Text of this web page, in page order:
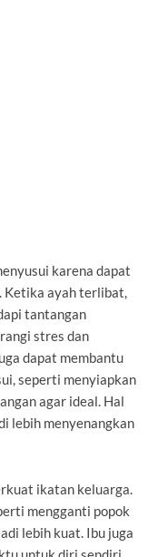
karena dapat
Ketika ayah terlibat,
tantangan
stres dan
dapat membantu
seperti menyiapkan
agar ideal. Hal
lebih menyenangkan
ikatan keluarga.
mengganti popok
lebih kuat. Ibu juga